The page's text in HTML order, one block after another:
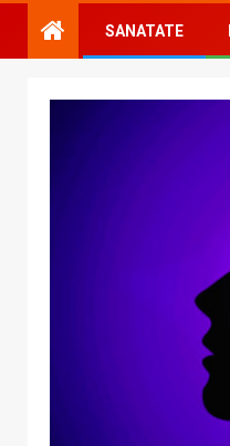
SANATATE